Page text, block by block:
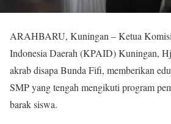
ARAHBARU, Kuningan – Ketua
Indonesia Daerah (KPAID) Kuningan,
akrab disapa Bunda Fifi, memberikan
SMP yang tengah mengikuti program
barak siswa.